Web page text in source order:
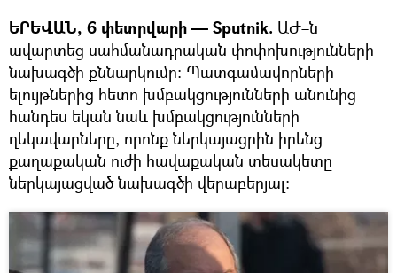
ԵՐԵՎԱՆ, 6 փետրվարի — Sputnik. ԱԺ–ն
ավարտեց սահմանադրական փոփոխությունների
նախագծի քննարկումը։ Պատգամավորների
ելույթներից հետո խմբակցությունների անունից
հանդես եկան նաև խմբակցությունների
ղեկավարները, որոնք ներկայացրին իրենց
քաղաքական ուժի հավաքական տեսակետը
ներկայացված նախագծի վերաբերյալ։